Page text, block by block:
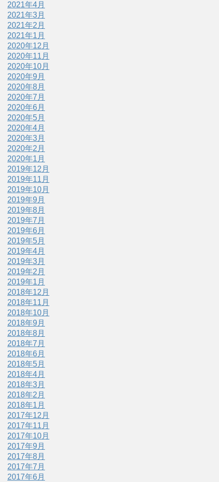
2021年4月
2021年3月
2021年2月
2021年1月
2020年12月
2020年11月
2020年10月
2020年9月
2020年8月
2020年7月
2020年6月
2020年5月
2020年4月
2020年3月
2020年2月
2020年1月
2019年12月
2019年11月
2019年10月
2019年9月
2019年8月
2019年7月
2019年6月
2019年5月
2019年4月
2019年3月
2019年2月
2019年1月
2018年12月
2018年11月
2018年10月
2018年9月
2018年8月
2018年7月
2018年6月
2018年5月
2018年4月
2018年3月
2018年2月
2018年1月
2017年12月
2017年11月
2017年10月
2017年9月
2017年8月
2017年7月
2017年6月